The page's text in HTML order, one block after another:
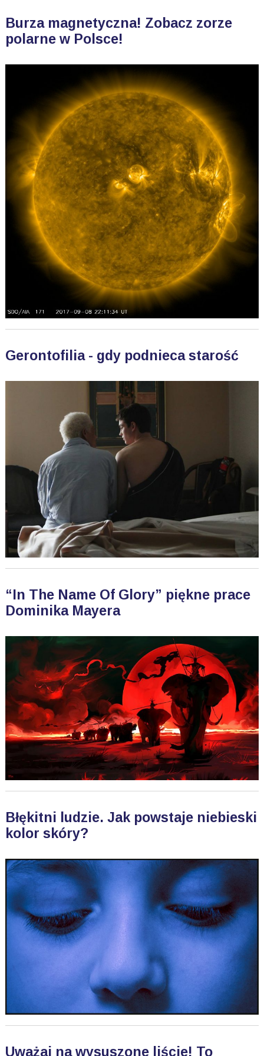
Burza magnetyczna! Zobacz zorze
polarne w Polsce!
Gerontofilia - gdy podnieca starość
“In The Name Of Glory” piękne prace
Dominika Mayera
Błękitni ludzie. Jak powstaje niebieski
kolor skóry?
Uważaj na wysuszone liście! To